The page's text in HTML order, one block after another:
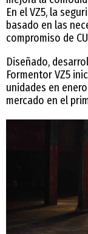
En el VZ5, la
basado en las
compromiso de
Diseñado,
Formentor VZ5
unidades en
mercado en el